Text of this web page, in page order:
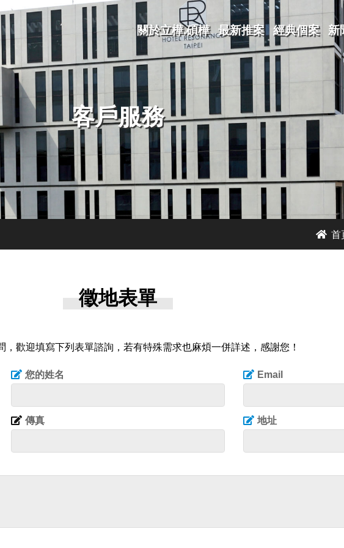
關於立樺.碩樺 最新推案 經典個案 新
客戶服務
首
徵地表單
歡迎填寫下列表單諮詢，若有特殊需求也麻煩一併詳述，感謝您！
您的姓名 Email
傳真 地址